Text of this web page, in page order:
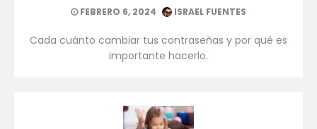
FEBRERO 6, 2024 ISRAEL FUENTES
Cada cuánto cambiar tus contraseñas y por qué es
importante hacerlo.